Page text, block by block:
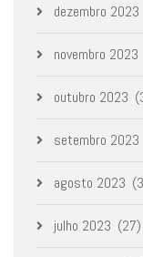
dezembro 2023
novembro 2023
outubro 2023
setembro 2023
agosto 2023
julho 2023 (27)